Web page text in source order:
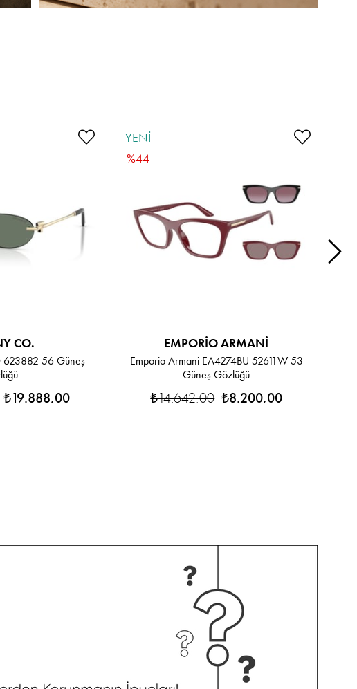
CO.
623882 56 Güneş
₺19.888,00
EMPORIO ARMANI
Emporio Armani EA4274BU 52611W 53
Güneş Gözlüğü
₺8.200,00
₺14.642,00
%44
YENI
ÜRÜN